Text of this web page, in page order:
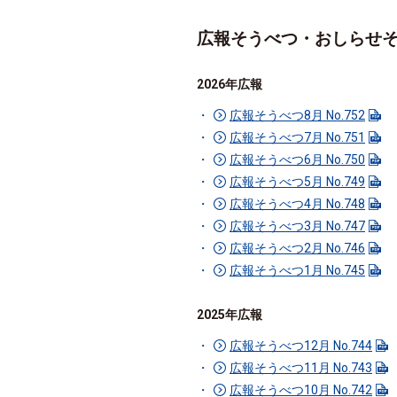
広報そうべつ・おしらせ
2026年広報
広報そうべつ8月 No.752
広報そうべつ7月 No.751
広報そうべつ6月 No.750
広報そうべつ5月 No.749
広報そうべつ4月 No.748
広報そうべつ3月 No.747
広報そうべつ2月 No.746
広報そうべつ1月 No.745
2025年広報
広報そうべつ12月 No.744
広報そうべつ11月 No.743
広報そうべつ10月 No.742